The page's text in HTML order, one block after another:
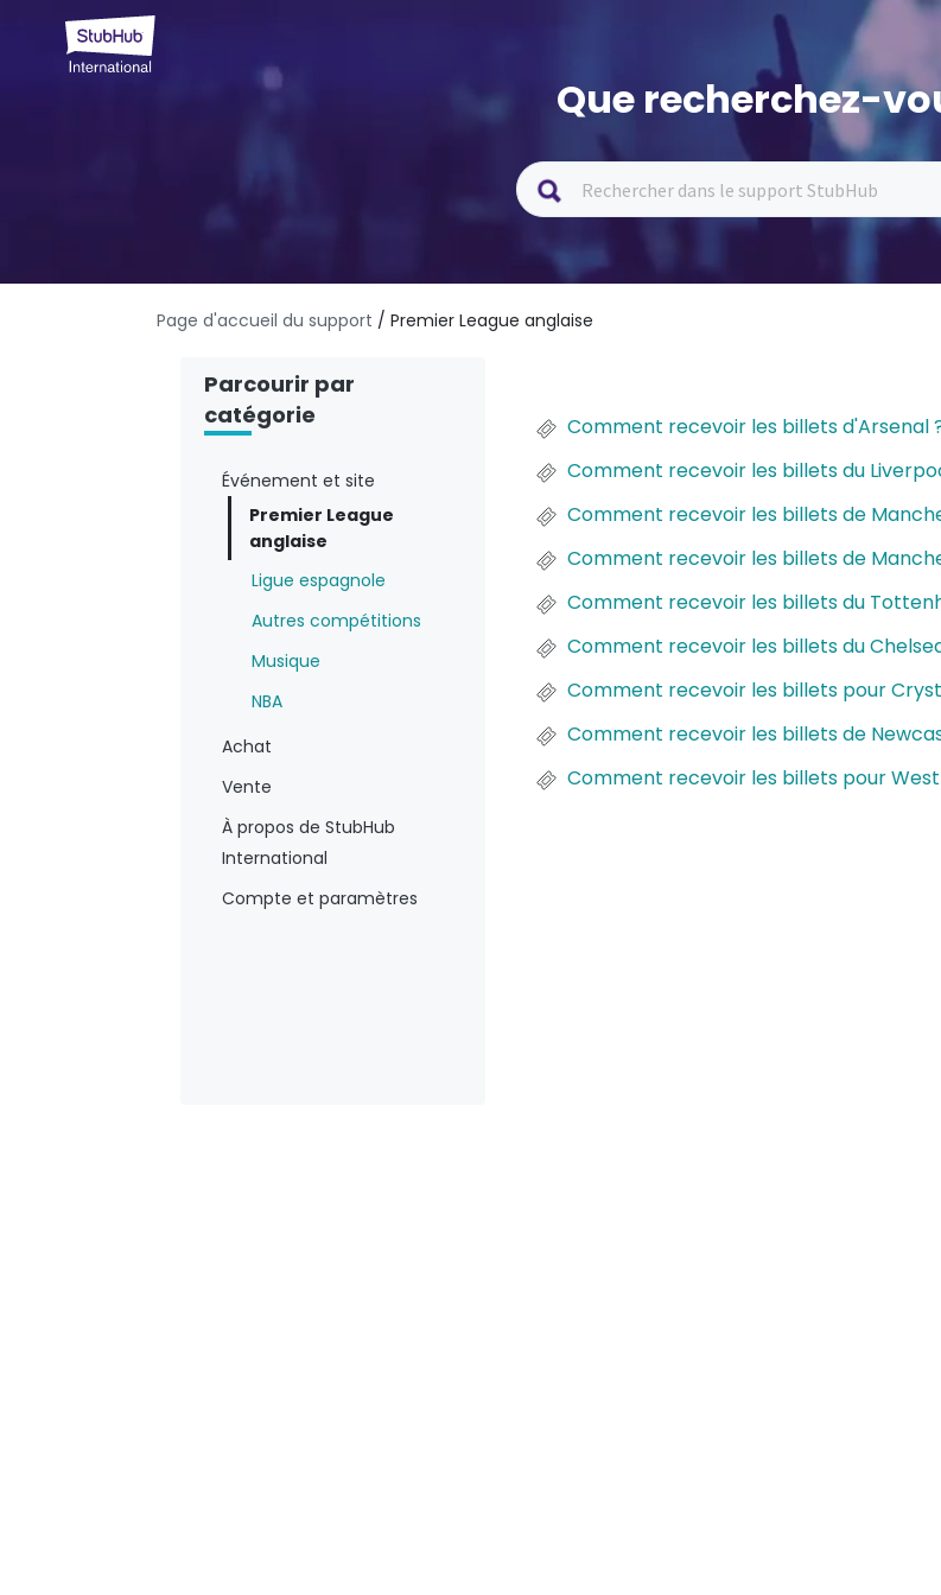
Que recherchez-
Page d'accueil du support / Premier League anglaise
Parcourir par
catégorie
Événement et site
Premier League
anglaise
Ligue espagnole
Autres compétitions
Musique
NBA
Achat
Vente
À propos de StubHub
International
Compte et paramètres
Comment recevoir les billets d'Arsenal
Comment recevoir les billets du
Comment recevoir les billets de
Comment recevoir les billets de
Comment recevoir les billets du
Comment recevoir les billets du
Comment recevoir les billets pour
Comment recevoir les billets de
Comment recevoir les billets pour